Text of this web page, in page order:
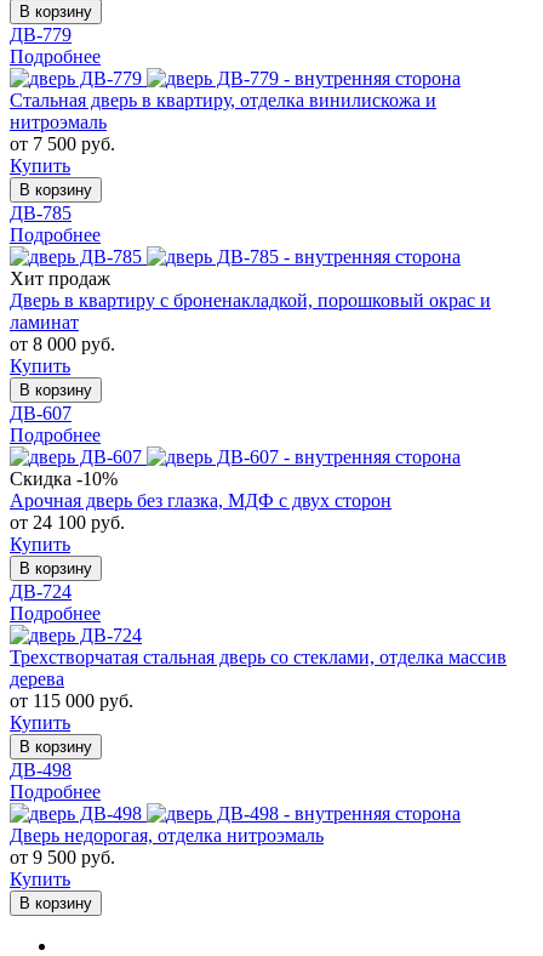
В корзину
ДВ-779
Подробнее
Стальная дверь в квартиру, отделка винилискожа и
нитроэмаль
от 7 500 руб.
Купить
В корзину
ДВ-785
Подробнее
Хит продаж
Дверь в квартиру с броненакладкой, порошковый окрас и
ламинат
от 8 000 руб.
Купить
В корзину
ДВ-607
Подробнее
Скидка -10%
Арочная дверь без глазка, МДФ с двух сторон
от 24 100 руб.
Купить
В корзину
ДВ-724
Подробнее
Трехстворчатая стальная дверь со стеклами, отделка массив
дерева
от 115 000 руб.
Купить
В корзину
ДВ-498
Подробнее
Дверь недорогая, отделка нитроэмаль
от 9 500 руб.
Купить
В корзину